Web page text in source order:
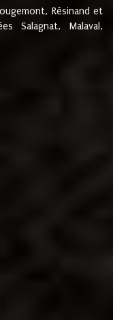
Résinand et
Salagnat, Malaval,